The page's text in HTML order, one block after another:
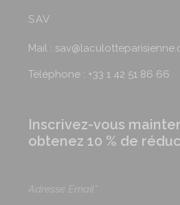
SAV
Mail :
Téléphone : +33 1 42 51 86 66
Inscrivez-vous
obtenez 10 % de
Adresse Email*